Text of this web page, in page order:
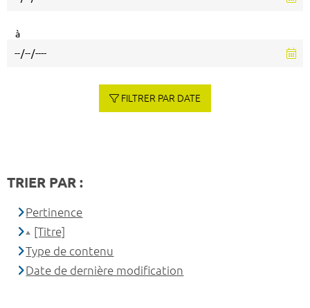
à
FILTRER PAR DATE
TRIER PAR :
Pertinence
[Titre]
Type de contenu
Date de dernière modification